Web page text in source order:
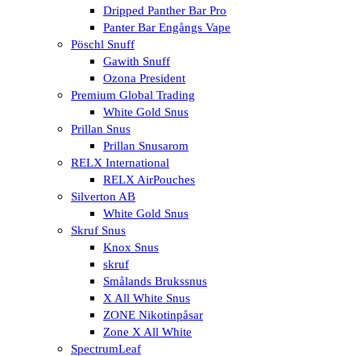
Dripped Panther Bar Pro
Panter Bar Engångs Vape
Pöschl Snuff
Gawith Snuff
Ozona President
Premium Global Trading
White Gold Snus
Prillan Snus
Prillan Snusarom
RELX International
RELX AirPouches
Silverton AB
White Gold Snus
Skruf Snus
Knox Snus
skruf
Smålands Brukssnus
X All White Snus
ZONE Nikotinpåsar
Zone X All White
SpectrumLeaf